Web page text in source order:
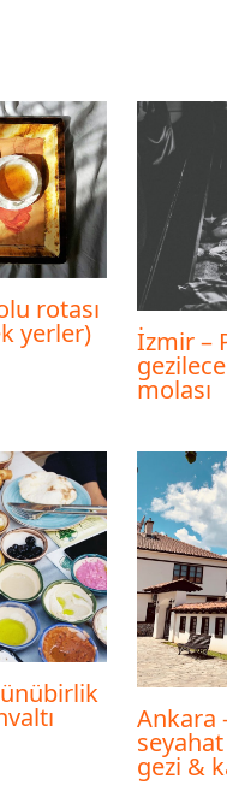
rotası
yerler) İzmir –
molası
Ankara
gezi &